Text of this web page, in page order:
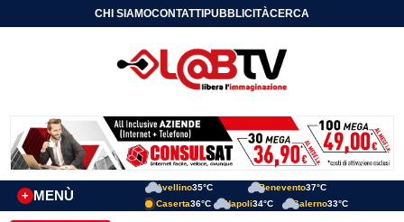
CHI SIAMOCONTATTIPUBBLICITÀCERCA
MENÙ
+
Avellino35°C Benevento37°C
Caserta36°C Napoli34°C Salerno33°C